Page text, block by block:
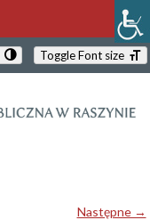
Toggle Font size
Następne →